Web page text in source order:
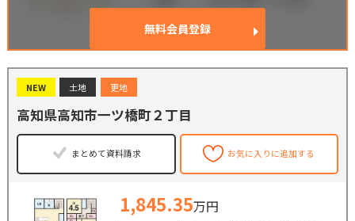
無料会員登録
NEW 土地 更地
高知県高知市一ツ橋町２丁目
まとめて資料請求 お気に入りに追加する
1,845.35万円